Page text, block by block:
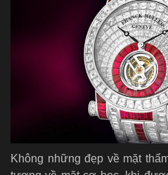
Không những đẹp về mặt